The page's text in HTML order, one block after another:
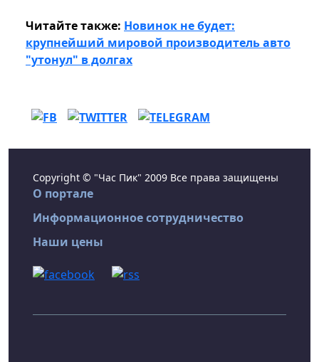
Читайте также: Новинок не будет:
крупнейший мировой производитель авто
"утонул" в долгах
Copyright © "Час Пик" 2009 Все права защищены
О портале
Информационное сотрудничество
Наши цены